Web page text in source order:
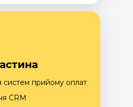
систем прийому оплат
CRM